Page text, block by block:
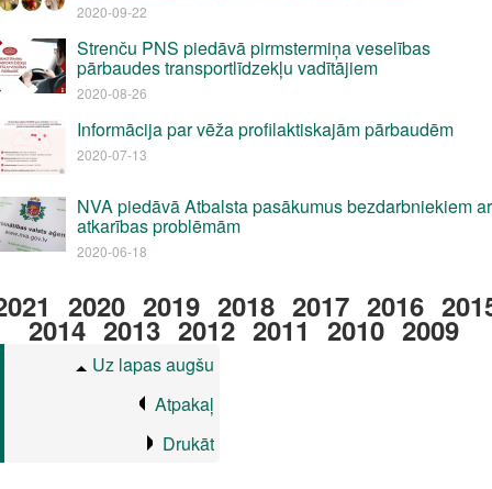
2020-09-22
Strenču PNS piedāvā pirmstermiņa veselības
pārbaudes transportlīdzekļu vadītājiem
2020-08-26
Informācija par vēža profilaktiskajām pārbaudēm
2020-07-13
NVA piedāvā Atbalsta pasākumus bezdarbniekiem ar
atkarības problēmām
2020-06-18
2020 2019 2018 2017 2016
2014 2013 2012 2011 2010 2009
Uz lapas augšu
Atpakaļ
Drukāt